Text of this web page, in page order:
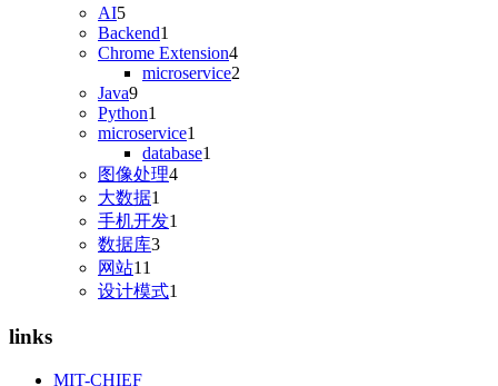
AI5
Backend1
Chrome Extension4
microservice2
Java9
Python1
microservice1
database1
图像处理4
大数据1
手机开发1
数据库3
网站11
设计模式1
links
MIT-CHIEF